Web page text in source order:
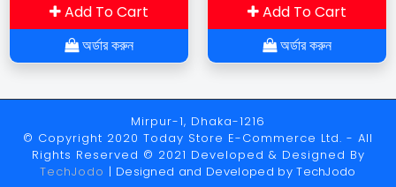
Add To Cart
অর্ডার করুন
Add To Cart
অর্ডার করুন
Mirpur-1, Dhaka-1216
© Copyright 2020 Today Store E-Commerce Ltd. - All
Rights Reserved © 2021 Developed & Designed By
TechJodo | Designed and Developed byTechJodo